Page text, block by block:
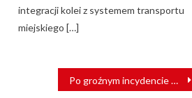
integracji kolei z systemem transportu
miejskiego […]
Po groźnym incydencie UZ sprawdzają podwieszane elementy dworców